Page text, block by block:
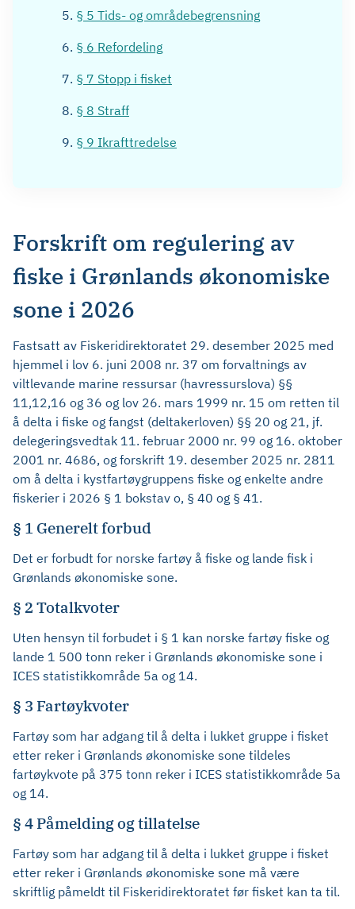
§ 5 Tids- og områdebegrensning
§ 6 Refordeling
§ 7 Stopp i fisket
§ 8 Straff
§ 9 Ikrafttredelse
Forskrift om regulering av
fiske i Grønlands økonomiske
sone i 2026
Fastsatt av Fiskeridirektoratet 29. desember 2025 med
hjemmel i lov 6. juni 2008 nr. 37 om forvaltnings av
viltlevande marine ressursar (havressurslova) §§
11,12,16 og 36 og lov 26. mars 1999 nr. 15 om retten til
å delta i fiske og fangst (deltakerloven) §§ 20 og 21, jf.
delegeringsvedtak 11. februar 2000 nr. 99 og 16. oktober
2001 nr. 4686, og forskrift 19. desember 2025 nr. 2811
om å delta i kystfartøygruppens fiske og enkelte andre
fiskerier i 2026 § 1 bokstav o, § 40 og § 41.
§ 1 Generelt forbud
Det er forbudt for norske fartøy å fiske og lande fisk i
Grønlands økonomiske sone.
§ 2 Totalkvoter
Uten hensyn til forbudet i § 1 kan norske fartøy fiske og
lande 1 500 tonn reker i Grønlands økonomiske sone i
ICES statistikkområde 5a og 14.
§ 3 Fartøykvoter
Fartøy som har adgang til å delta i lukket gruppe i fisket
etter reker i Grønlands økonomiske sone tildeles
fartøykvote på 375 tonn reker i ICES statistikkområde 5a
og 14.
§ 4 Påmelding og tillatelse
Fartøy som har adgang til å delta i lukket gruppe i fisket
etter reker i Grønlands økonomiske sone må være
skriftlig påmeldt til Fiskeridirektoratet før fisket kan ta til.